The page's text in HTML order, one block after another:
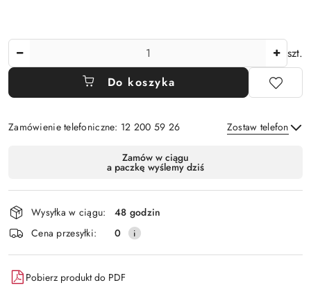
szt.
Do koszyka
Zamówienie telefoniczne: 12 200 59 26 Zostaw telefon
Wyślij
dostawa
Zamów w ciągu
a paczkę wyślemy dziś
Wysyłka w ciągu:
48 godzin
Cena przesyłki:
0
Pobierz produkt do PDF